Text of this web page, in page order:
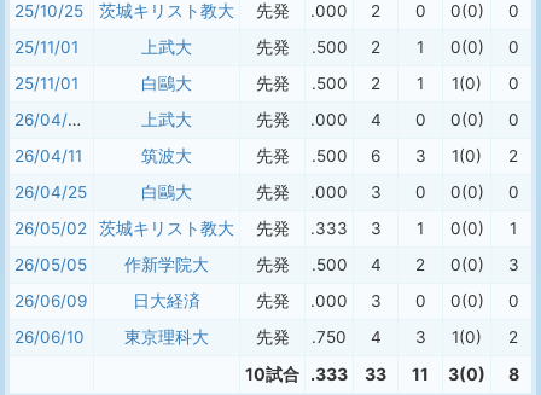
25/10/25 茨城キリスト教大 先発 .000 2 0 0(0)
0
25/11/01
上武大 先発 .500 2 1 0(0)
0
25/11/01
白鷗大 先発 .500 2 1 1(0)
0
26/04/04
上武大 先発 .000 4 0 0(0)
0
26/04/11
筑波大 先発 .500 6 3 1(0)
2
26/04/25
白鷗大 先発 .000 3 0 0(0)
0
26/05/02
茨城キリスト教大 先発 .333 3 1 0(0)
1
26/05/05
作新学院大 先発 .500 4 2 0(0)
3
26/06/09
日大経済 先発 .000 3 0 0(0)
0
26/06/10
東京理科大 先発 .750 4 3 1(0) 2
10試合 .333 33 11 3(0) 8